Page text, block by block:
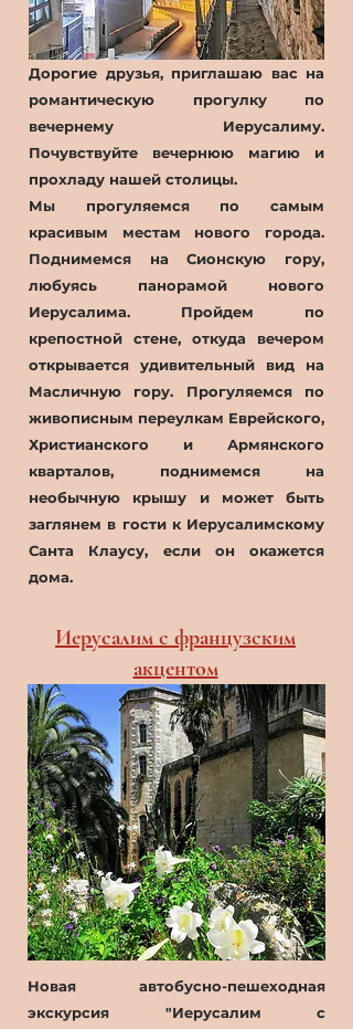
Дорогие друзья, приглашаю вас на
романтическую прогулку по
вечернему Иерусалиму.
Почувствуйте вечернюю магию и
прохладу нашей столицы.
Мы прогуляемся по самым
красивым местам нового города.
Поднимемся на Сионскую гору,
любуясь панорамой нового
Иерусалима. Пройдем по
крепостной стене, откуда вечером
открывается удивительный вид на
Масличную гору. Прогуляемся по
живописным переулкам Еврейского,
Христианского и Армянского
кварталов, поднимемся на
необычную крышу и может быть
заглянем в гости к Иерусалимскому
Санта Клаусу, если он окажется
дома.
Иерусалим с французским
акцентом
Новая автобусно-пешеходная
экскурсия "Иерусалим с